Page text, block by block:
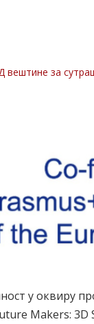
вештине за
у оквиру
Makers: 3D